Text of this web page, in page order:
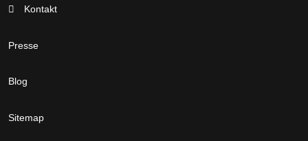
Kontakt
Presse
Blog
Sitemap